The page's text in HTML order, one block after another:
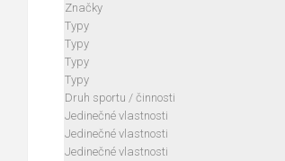
Značky
Typy
Typy
Typy
Typy
Druh sportu / činnosti
Jedinečné vlastnosti
Jedinečné vlastnosti
Jedinečné vlastnosti